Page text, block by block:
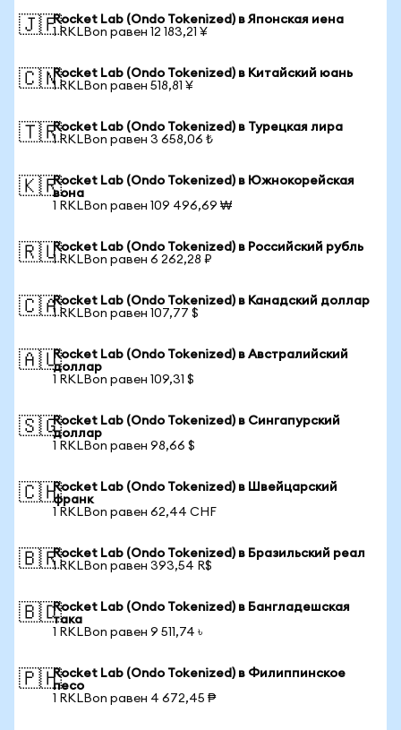
🇯🇵Rocket Lab (Ondo Tokenized) в Японская иена
1 RKLBon равен 12 183,21 ¥
🇨🇳Rocket Lab (Ondo Tokenized) в Китайский юань
1 RKLBon равен 518,81 ¥
🇹🇷Rocket Lab (Ondo Tokenized) в Турецкая лира
1 RKLBon равен 3 658,06 ₺
🇰🇷Rocket Lab (Ondo Tokenized) в Южнокорейская
вона
1 RKLBon равен 109 496,69 ₩
🇷🇺Rocket Lab (Ondo Tokenized) в Российский рубль
1 RKLBon равен 6 262,28 ₽
🇨🇦Rocket Lab (Ondo Tokenized) в Канадский доллар
1 RKLBon равен 107,77 $
🇦🇺Rocket Lab (Ondo Tokenized) в Австралийский
доллар
1 RKLBon равен 109,31 $
🇸🇬Rocket Lab (Ondo Tokenized) в Сингапурский
доллар
1 RKLBon равен 98,66 $
🇨🇭Rocket Lab (Ondo Tokenized) в Швейцарский
франк
1 RKLBon равен 62,44 CHF
🇧🇷Rocket Lab (Ondo Tokenized) в Бразильский реал
1 RKLBon равен 393,54 R$
🇧🇩Rocket Lab (Ondo Tokenized) в Бангладешская
така
1 RKLBon равен 9 511,74 ৳
🇵🇭Rocket Lab (Ondo Tokenized) в Филиппинское
песо
1 RKLBon равен 4 672,45 ₱